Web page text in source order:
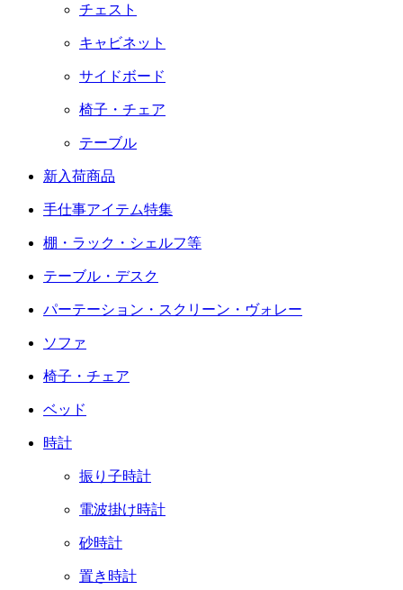
チェスト
キャビネット
サイドボード
椅子・チェア
テーブル
新入荷商品
手仕事アイテム特集
棚・ラック・シェルフ等
テーブル・デスク
パーテーション・スクリーン・ヴォレー
ソファ
椅子・チェア
ベッド
時計
振り子時計
電波掛け時計
砂時計
置き時計